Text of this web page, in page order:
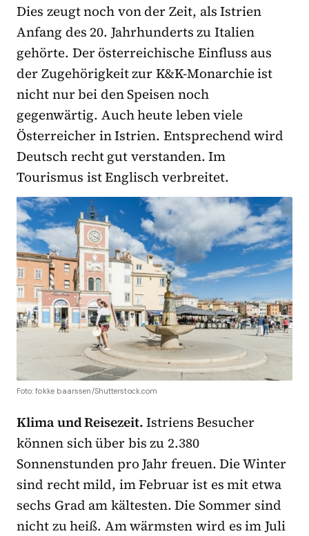
Dies zeugt noch von der Zeit, als Istrien
Anfang des 20. Jahrhunderts zu Italien
gehörte. Der österreichische Einfluss aus
der Zugehörigkeit zur K&K-Monarchie ist
nicht nur bei den Speisen noch
gegenwärtig. Auch heute leben viele
Österreicher in Istrien. Entsprechend wird
Deutsch recht gut verstanden. Im
Tourismus ist Englisch verbreitet.
Foto: fokke baarssen/Shutterstock.com
Klima und Reisezeit.Istriens Besucher
können sich über bis zu 2.380
Sonnenstunden pro Jahr freuen. Die Winter
sind recht mild, im Februar ist es mit etwa
sechs Grad am kältesten. Die Sommer sind
nicht zu heiß. Am wärmsten wird es im Juli